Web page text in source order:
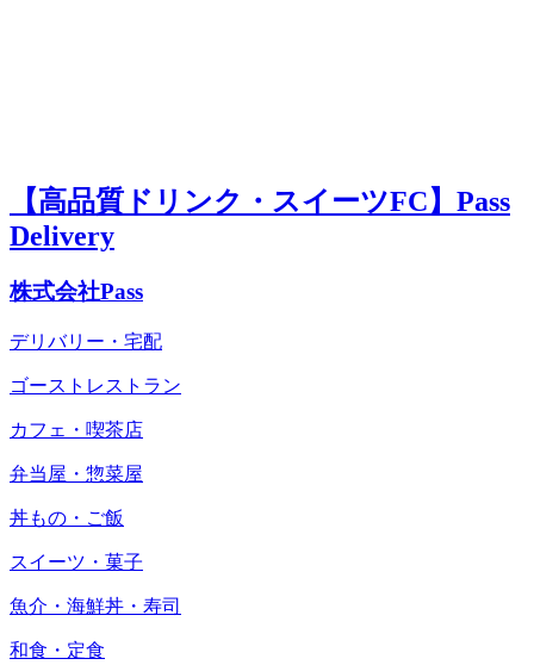
【高品質ドリンク・スイーツFC】Pass
Delivery
株式会社Pass
デリバリー・宅配
ゴーストレストラン
カフェ・喫茶店
弁当屋・惣菜屋
丼もの・ご飯
スイーツ・菓子
魚介・海鮮丼・寿司
和食・定食